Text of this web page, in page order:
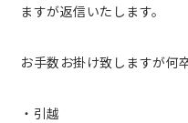
ますが返信いたします。
お手数お掛け致しますが何
・引越